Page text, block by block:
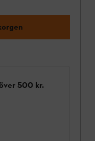
500 kr.